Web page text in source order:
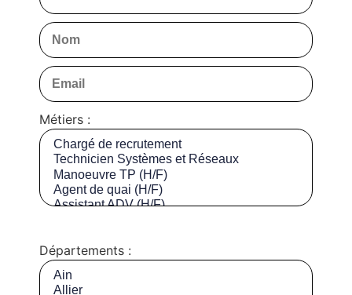
Métiers :
Départements :